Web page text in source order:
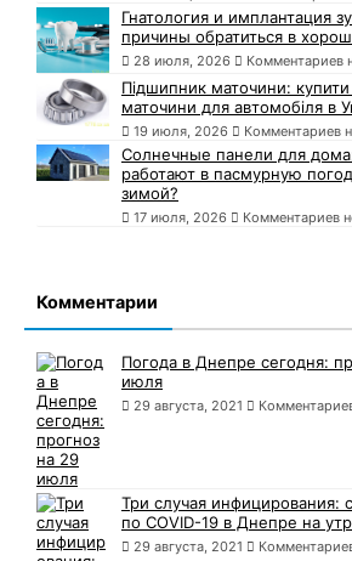
Гнатология и имплантация
причины обратиться в
28 июля, 2026 Комментариев
Підшипник маточини:
маточини для автомобіля в
19 июля, 2026 Комментариев
Солнечные панели для
работают в пасмурную
зимой?
17 июля, 2026 Комментариев
Комментарии
Погода в Днепре сегодня:
июля
29 августа, 2021
Три случая инфицирования:
по COVID-19 в Днепре на
29 августа, 2021